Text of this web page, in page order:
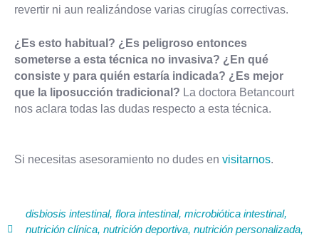
revertir ni aun realizándose varias cirugías correctivas.
¿Es esto habitual? ¿Es peligroso entonces
someterse a esta técnica no invasiva? ¿En qué
consiste y para quién estaría indicada? ¿Es mejor
que la liposucción tradicional? La doctora Betancourt
nos aclara todas las dudas respecto a esta técnica.
Si necesitas asesoramiento no dudes en visitarnos.
disbiosis intestinal, flora intestinal, microbiótica intestinal,
nutrición clínica, nutrición deportiva, nutrición personalizada,